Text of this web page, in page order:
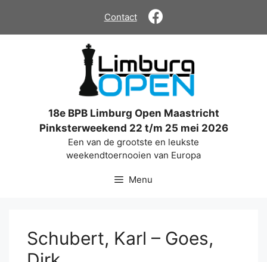
de
Contact
18e BPB Limburg Open Maastricht
Pinksterweekend 22 t/m 25 mei 2026
Een van de grootste en leukste
weekendtoernooien van Europa
Menu
Schubert, Karl – Goes,